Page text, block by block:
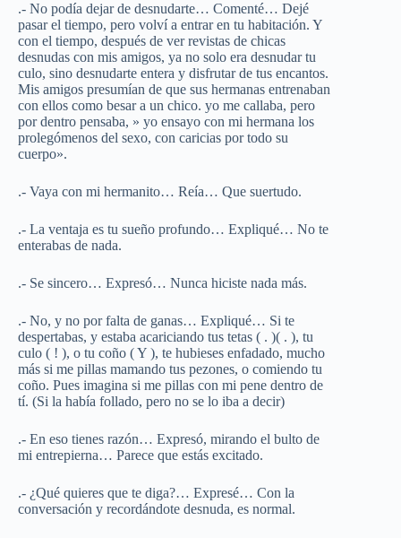
.- No podía dejar de desnudarte… Comenté… Dejé
pasar el tiempo, pero volví a entrar en tu habitación. Y
con el tiempo, después de ver revistas de chicas
desnudas con mis amigos, ya no solo era desnudar tu
culo, sino desnudarte entera y disfrutar de tus encantos.
Mis amigos presumían de que sus hermanas entrenaban
con ellos como besar a un chico. yo me callaba, pero
por dentro pensaba, » yo ensayo con mi hermana los
prolegómenos del sexo, con caricias por todo su
cuerpo».
.- Vaya con mi hermanito… Reía… Que suertudo.
.- La ventaja es tu sueño profundo… Expliqué… No te
enterabas de nada.
.- Se sincero… Expresó… Nunca hiciste nada más.
.- No, y no por falta de ganas… Expliqué… Si te
despertabas, y estaba acariciando tus tetas ( . )( . ), tu
culo ( ! ), o tu coño ( Y ), te hubieses enfadado, mucho
más si me pillas mamando tus pezones, o comiendo tu
coño. Pues imagina si me pillas con mi pene dentro de
tí. (Si la había follado, pero no se lo iba a decir)
.- En eso tienes razón… Expresó, mirando el bulto de
mi entrepierna… Parece que estás excitado.
.- ¿Qué quieres que te diga?… Expresé… Con la
conversación y recordándote desnuda, es normal.